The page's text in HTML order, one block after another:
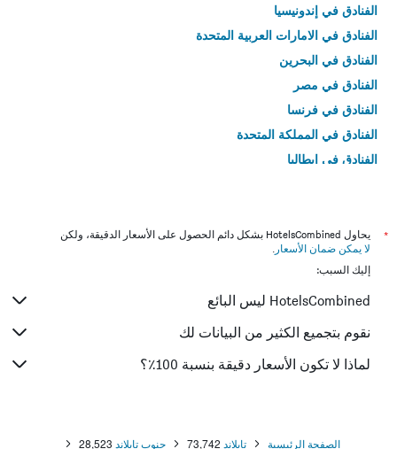
الفنادق في إندونيسيا
الفنادق في الامارات العربية المتحدة
الفنادق في البحرين
الفنادق في مصر
الفنادق في فرنسا
الفنادق في المملكة المتحدة
الفنادق في إيطاليا
*
يحاول HotelsCombined بشكل دائم الحصول على الأسعار الدقيقة، ولكن
لا يمكن ضمان الأسعار .
إليك السبب:
HotelsCombined ليس البائع
نقوم بتجميع الكثير من البيانات لك
لماذا لا تكون الأسعار دقيقة بنسبة 100٪؟
الصفحة الرئيسية تايلاند 73,742 جنوب تايلاند 28,523